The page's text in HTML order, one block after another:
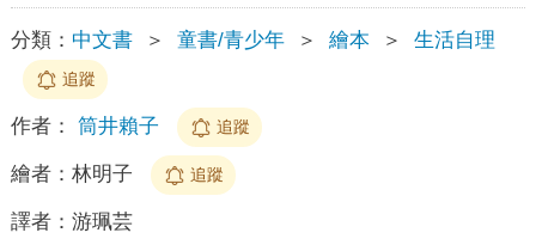
分類： 中文書 ＞ 童書/青少年 ＞ 繪本 ＞ 生活自理
追蹤
作者： 筒井賴子 追蹤
繪者： 林明子 追蹤
譯者： 游珮芸